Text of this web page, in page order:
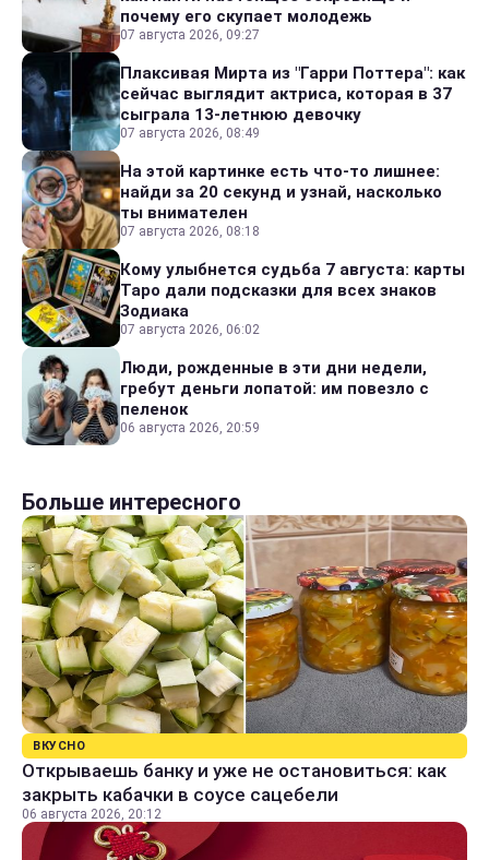
почему его скупает молодежь
07 августа 2026, 09:27
Плаксивая Мирта из "Гарри Поттера": как
сейчас выглядит актриса, которая в 37
сыграла 13-летнюю девочку
07 августа 2026, 08:49
На этой картинке есть что-то лишнее:
найди за 20 секунд и узнай, насколько
ты внимателен
07 августа 2026, 08:18
Кому улыбнется судьба 7 августа: карты
Таро дали подсказки для всех знаков
Зодиака
07 августа 2026, 06:02
Люди, рожденные в эти дни недели,
гребут деньги лопатой: им повезло с
пеленок
06 августа 2026, 20:59
Больше интересного
ВКУСНО
Открываешь банку и уже не остановиться: как
закрыть кабачки в соусе сацебели
06 августа 2026, 20:12